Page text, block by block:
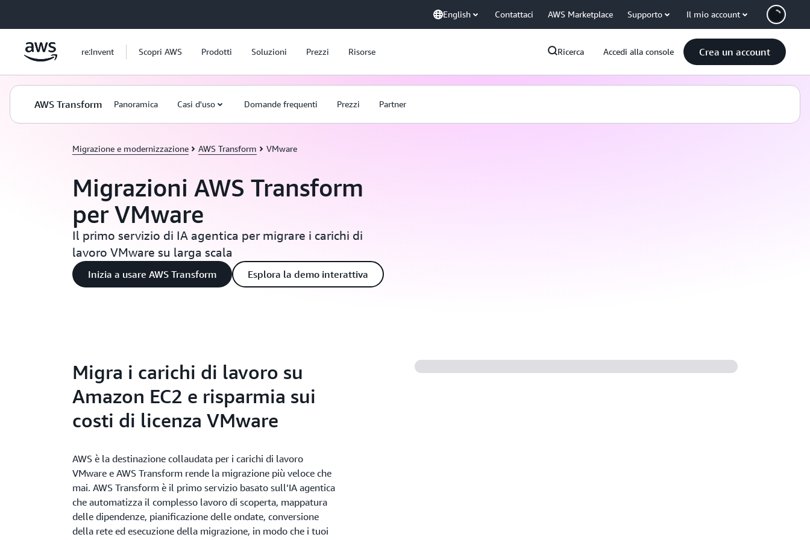
English Contattaci AWS Marketplace Supporto Il mio account
re:Invent Scopri AWS Prodotti Soluzioni Prezzi Risorse Ricerca Accedi alla console Crea un account
AWS Transform Panoramica Casi d'uso Domande frequenti Prezzi Partner
Migrazione e modernizzazione AWS Transform VMware
Migrazioni AWS Transform
per VMware
Il primo servizio di IA agentica per migrare i carichi di
lavoro VMware su larga scala
Inizia a usare AWS Transform Esplora la demo interattiva
Migra i carichi di lavoro su
Amazon EC2 e risparmia sui
costi di licenza VMware
AWS è la destinazione collaudata per i carichi di lavoro
VMware e AWS Transform rende la migrazione più veloce che
mai. AWS Transform è il primo servizio basato sull’IA agentica
che automatizza il complesso lavoro di scoperta, mappatura
delle dipendenze, pianificazione delle ondate, conversione
della rete ed esecuzione della migrazione, in modo che i tuoi